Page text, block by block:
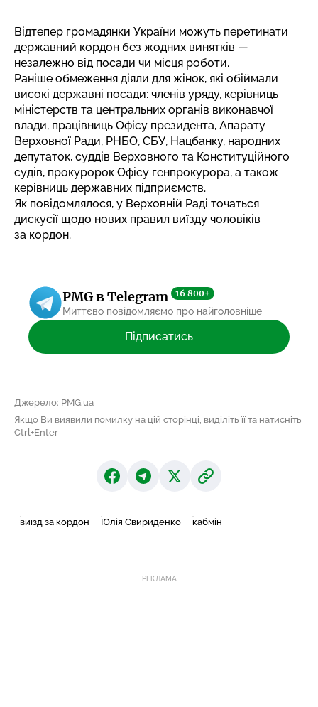
Відтепер громадянки України можуть перетинати
державний кордон без жодних винятків —
незалежно від посади чи місця роботи.
Раніше обмеження діяли для жінок, які обіймали
високі державні посади: членів уряду, керівниць
міністерств та центральних органів виконавчої
влади, працівниць Офісу президента, Апарату
Верховної Ради, РНБО, СБУ, Нацбанку, народних
депутаток, суддів Верховного та Конституційного
судів, прокуророк Офісу генпрокурора, а також
керівниць державних підприємств.
Як повідомлялося, у Верховній Раді точаться
дискусії щодо нових правил виїзду чоловіків
за кордон.
PMG в Telegram 16 800+
Миттєво повідомляємо про найголовніше
Підписатись
Джерело: PMG.ua
Якщо Ви виявили помилку на цій сторінці, виділіть її та натисніть
Ctrl+Enter
виїзд за кордон Юлія Свириденко кабмін
РЕКЛАМА